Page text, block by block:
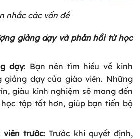
nhắc các vấn đề
giảng dạy và phản hồi từ học
dạy: Bạn nên tìm hiểu về kinh
giảng dạy của giáo viên. Những
giàu kinh nghiệm sẽ mang đến
tập tốt hơn, giúp bạn tiến bộ
viên trước: Trước khi quyết định,